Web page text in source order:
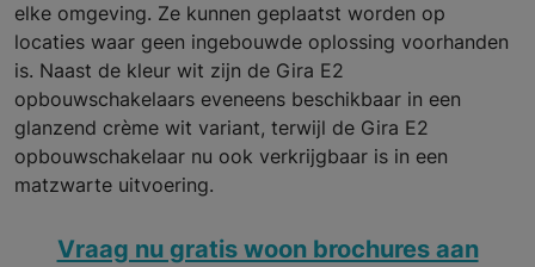
elke omgeving. Ze kunnen geplaatst worden op
locaties waar geen ingebouwde oplossing voorhanden
is. Naast de kleur wit zijn de Gira E2
opbouwschakelaars eveneens beschikbaar in een
glanzend crème wit variant, terwijl de Gira E2
opbouwschakelaar nu ook verkrijgbaar is in een
matzwarte uitvoering.
Vraag nu gratis woon brochures aan